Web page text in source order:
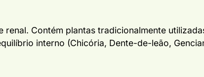
Contém plantas tradicionalmente
interno (Chicória, Dente-de-leão,